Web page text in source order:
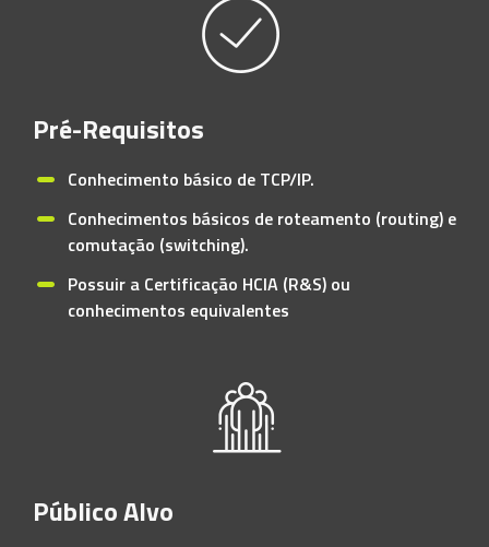
Pré-Requisitos
Conhecimento básico de TCP/IP.
Conhecimentos básicos de roteamento (routing) e
comutação (switching).
Possuir a Certificação HCIA (R&S) ou
conhecimentos equivalentes
Público Alvo